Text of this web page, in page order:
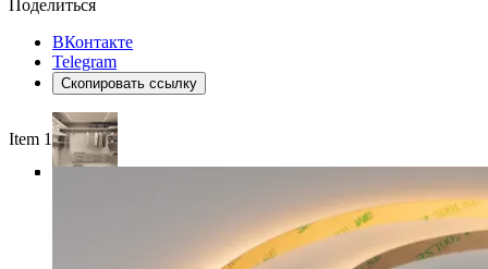
Поделиться
ВКонтакте
Telegram
Скопировать ссылку
Item 1 of 4